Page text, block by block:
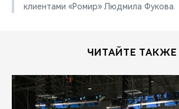
клиентами «Ромир» Людмила Фукова.
ЧИТАЙТЕ ТАКЖЕ